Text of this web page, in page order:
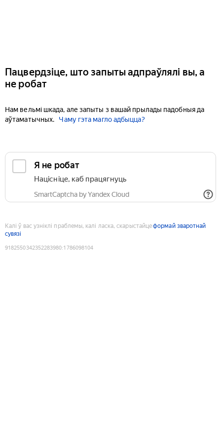
Пацвердзіце, што запыты адпраўлялі вы, а
не робат
Нам вельмі шкада, але запыты з вашай прылады падобныя да
аўтаматычных.
Чаму гэта магло адбыцца?
Я не робат
Націсніце, каб працягнуць
SmartCaptcha by Yandex Cloud
Калі ў вас узніклі праблемы, калі ласка, скарыстайцеформай зваротнай
сувязі
9182550342352283980:1786098104